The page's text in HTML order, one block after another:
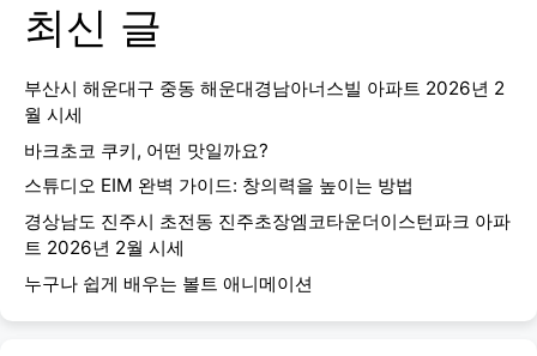
최신 글
부산시 해운대구 중동 해운대경남아너스빌 아파트 2026년 2
월 시세
바크초코 쿠키, 어떤 맛일까요?
스튜디오 EIM 완벽 가이드: 창의력을 높이는 방법
경상남도 진주시 초전동 진주초장엠코타운더이스턴파크 아파
트 2026년 2월 시세
누구나 쉽게 배우는 볼트 애니메이션